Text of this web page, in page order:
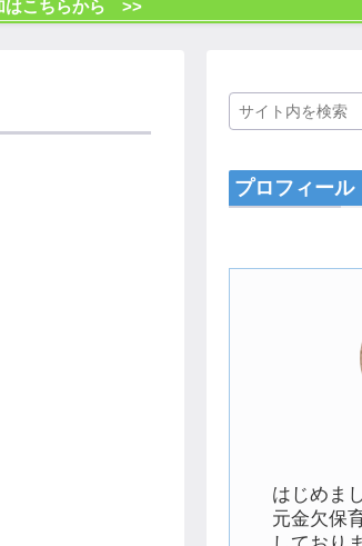
はこちらから >>
プロフィール
はじめま
元金欠保